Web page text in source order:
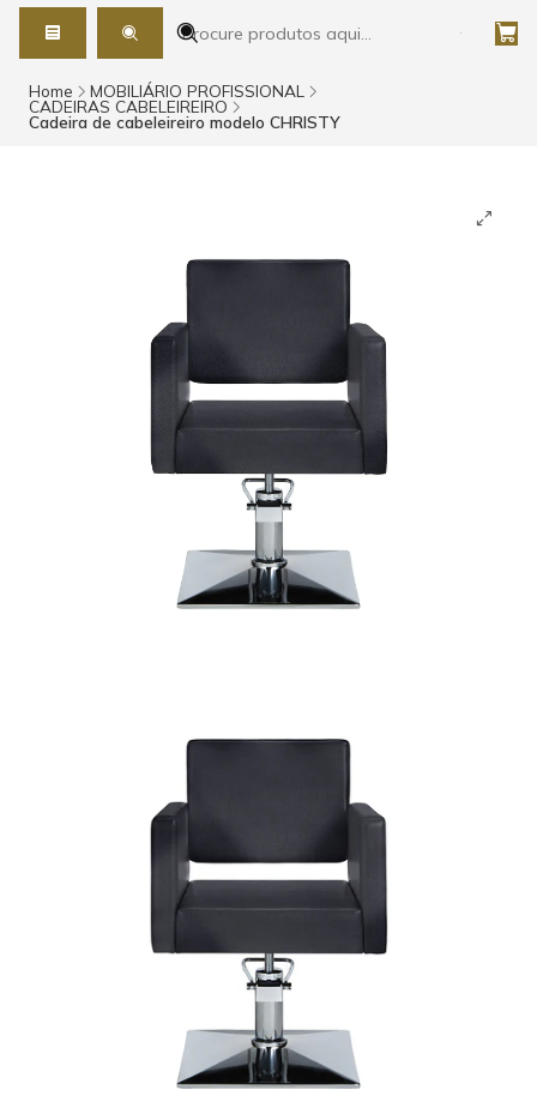
Home MOBILIÁRIO PROFISSIONAL
CADEIRAS CABELEIREIRO
Cadeira de cabeleireiro modelo CHRISTY